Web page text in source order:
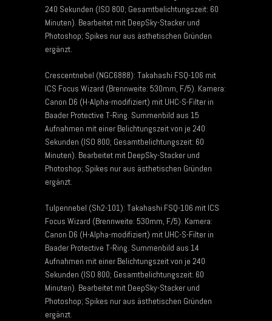
240 Sekunden (ISO 800; Gesamtbelichtungszeit: 60
Minuten). Bearbeitet mit DeepSky-Stacker und
Photoshop; Spikes nur aus ästhetischen Gründen
ergänzt.
Crescentnebel (NGC6888): Takahashi FSQ-106 mit
ICS Focus Wizard (Brennweite: 530mm, F/5). Kamera:
Canon D6 (H-Alpha-modifiziert) mit UHC-S-Filter in
Baader Protective T-Ring. Summenbild aus 15
Aufnahmen mit einer Belichtungszeit von je 240
Sekunden (ISO 800; Gesamtbelichtungszeit: 60
Minuten). Bearbeitet mit DeepSky-Stacker und
Photoshop; Spikes nur aus ästhetischen Gründen
ergänzt.
Tulpennebel (Sh2-101): Takahashi FSQ-106 mit ICS
Focus Wizard (Brennweite: 530mm, F/5). Kamera:
Canon D6 (H-Alpha-modifiziert) mit UHC-S-Filter in
Baader Protective T-Ring. Summenbild aus 14
Aufnahmen mit einer Belichtungszeit von je 240
Sekunden (ISO 800; Gesamtbelichtungszeit: 60
Minuten). Bearbeitet mit DeepSky-Stacker und
Photoshop; Spikes nur aus ästhetischen Gründen
ergänzt.